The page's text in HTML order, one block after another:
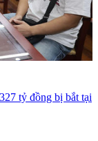
tỷ đồng bị bắt tại